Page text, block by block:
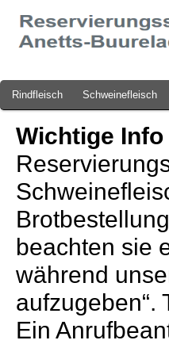
Rindfleisch Schweinefleisch
Wichtige
beachten sie
während
aufzugeben“.
Ein